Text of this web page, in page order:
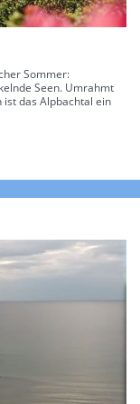
Sommer:
Seen. Umrahmt
das Alpbachtal ein